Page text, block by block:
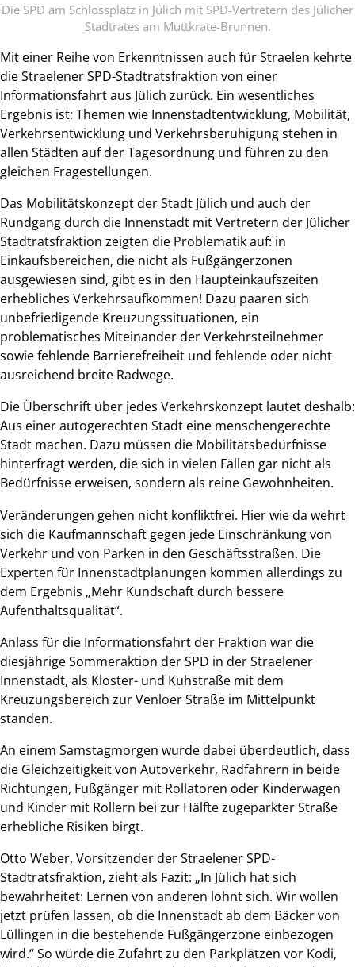
Die SPD am Schlossplatz in Jülich mit SPD-Vertretern des Jülicher
Stadtrates am Muttkrate-Brunnen.
Mit einer Reihe von Erkenntnissen auch für Straelen kehrte
die Straelener SPD-Stadtratsfraktion von einer
Informationsfahrt aus Jülich zurück. Ein wesentliches
Ergebnis ist: Themen wie Innenstadtentwicklung, Mobilität,
Verkehrsentwicklung und Verkehrsberuhigung stehen in
allen Städten auf der Tagesordnung und führen zu den
gleichen Fragestellungen.
Das Mobilitätskonzept der Stadt Jülich und auch der
Rundgang durch die Innenstadt mit Vertretern der Jülicher
Stadtratsfraktion zeigten die Problematik auf: in
Einkaufsbereichen, die nicht als Fußgängerzonen
ausgewiesen sind, gibt es in den Haupteinkaufszeiten
erhebliches Verkehrsaufkommen! Dazu paaren sich
unbefriedigende Kreuzungssituationen, ein
problematisches Miteinander der Verkehrsteilnehmer
sowie fehlende Barrierefreiheit und fehlende oder nicht
ausreichend breite Radwege.
Die Überschrift über jedes Verkehrskonzept lautet deshalb:
Aus einer autogerechten Stadt eine menschengerechte
Stadt machen. Dazu müssen die Mobilitätsbedürfnisse
hinterfragt werden, die sich in vielen Fällen gar nicht als
Bedürfnisse erweisen, sondern als reine Gewohnheiten.
Veränderungen gehen nicht konfliktfrei. Hier wie da wehrt
sich die Kaufmannschaft gegen jede Einschränkung von
Verkehr und von Parken in den Geschäftsstraßen. Die
Experten für Innenstadtplanungen kommen allerdings zu
dem Ergebnis „Mehr Kundschaft durch bessere
Aufenthaltsqualität“.
Anlass für die Informationsfahrt der Fraktion war die
diesjährige Sommeraktion der SPD in der Straelener
Innenstadt, als Kloster- und Kuhstraße mit dem
Kreuzungsbereich zur Venloer Straße im Mittelpunkt
standen.
An einem Samstagmorgen wurde dabei überdeutlich, dass
die Gleichzeitigkeit von Autoverkehr, Radfahrern in beide
Richtungen, Fußgänger mit Rollatoren oder Kinderwagen
und Kinder mit Rollern bei zur Hälfte zugeparkter Straße
erhebliche Risiken birgt.
Otto Weber, Vorsitzender der Straelener SPD-
Stadtratsfraktion, zieht als Fazit: „In Jülich hat sich
bewahrheitet: Lernen von anderen lohnt sich. Wir wollen
jetzt prüfen lassen, ob die Innenstadt ab dem Bäcker von
Lüllingen in die bestehende Fußgängerzone einbezogen
wird.“ So würde die Zufahrt zu den Parkplätzen vor Kodi,